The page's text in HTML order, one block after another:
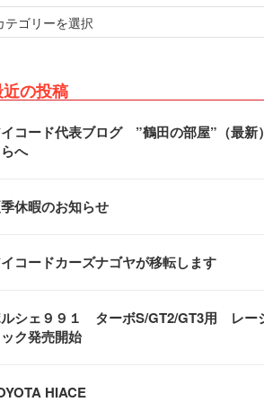
の投稿
コード代表ブログ ”鶴田の部屋”（最新
へ
休暇のお知らせ
コードカーズナゴヤが移転します
シェ９９１ ターボS/GT2/GT3用 レー
ク発売開始
HIACE